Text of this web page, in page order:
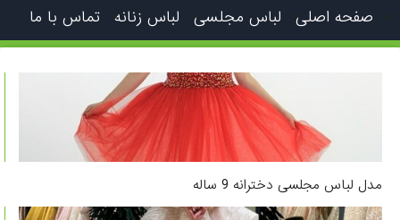
صفحه اصلی لباس مجلسی لباس زنانه تماس با ما
مدل لباس مجلسی دخترانه 9 ساله